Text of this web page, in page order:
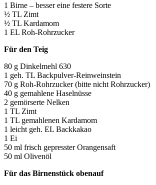
1 Birne – besser eine festere Sorte
½ TL Zimt
½ TL Kardamom
1 EL Roh-Rohrzucker
Für den Teig
80 g Dinkelmehl 630
1 geh. TL Backpulver-Reinweinstein
70 g Roh-Rohrzucker (bitte nicht Rohrzucker)
40 g gemahlene Haselnüsse
2 gemörserte Nelken
1 TL Zimt
1 TL gemahlenen Kardamom
1 leicht geh. EL Backkakao
1 Ei
50 ml frisch gepresster Orangensaft
50 ml Olivenöl
Für das Birnenstück obenauf